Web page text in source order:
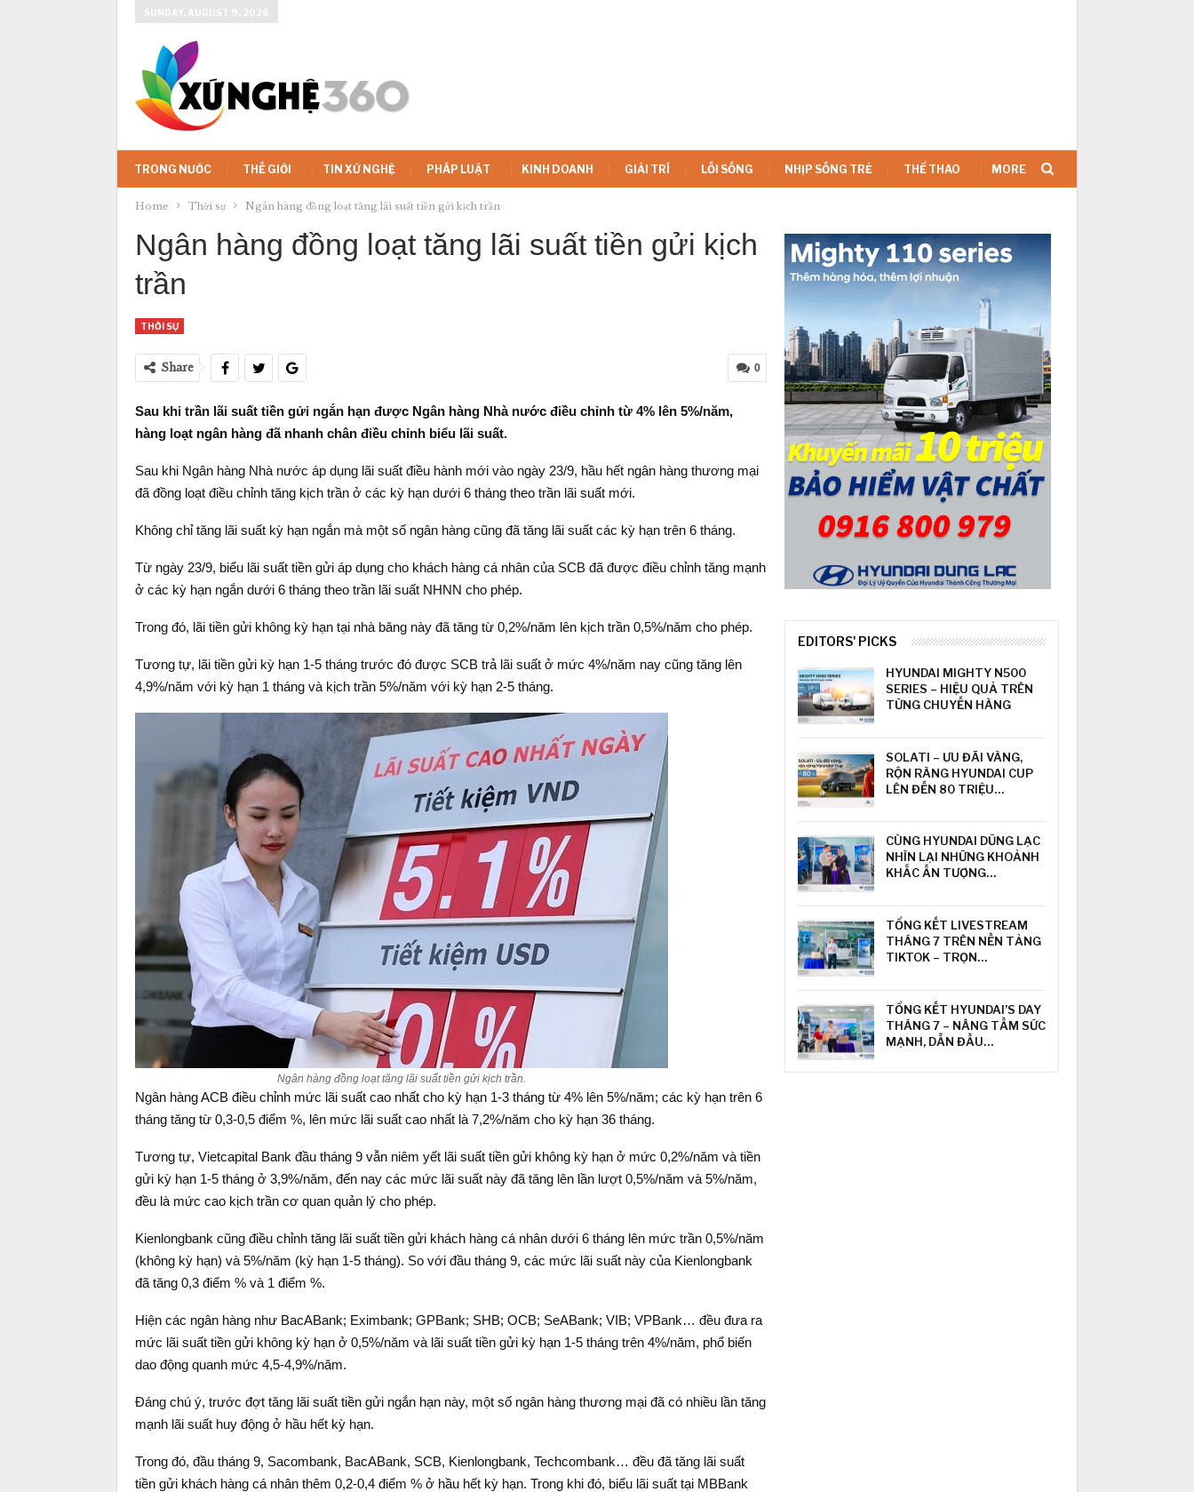
SUNDAY, AUGUST 9, 2026
TRONG NƯỚC THẾ GIỚI TIN XỨ NGHỆ PHÁP LUẬT KINH DOANH GIẢI TRÍ LỐI SỐNG NHỊP SỐNG TRẺ THỂ THAO MORE
Home Thời sự Ngân hàng đồng loạt tăng lãi suất tiền gửi kịch trần
Ngân hàng đồng loạt tăng lãi suất tiền gửi kịch
trần
THỜI SỰ
0
Share
Sau khi trần lãi suất tiền gửi ngắn hạn được Ngân hàng Nhà nước điều chỉnh từ 4% lên 5%/năm,
hàng loạt ngân hàng đã nhanh chân điều chỉnh biểu lãi suất.
Sau khi Ngân hàng Nhà nước áp dụng lãi suất điều hành mới vào ngày 23/9, hầu hết ngân hàng thương mại
đã đồng loạt điều chỉnh tăng kịch trần ở các kỳ hạn dưới 6 tháng theo trần lãi suất mới.
Không chỉ tăng lãi suất kỳ hạn ngắn mà một số ngân hàng cũng đã tăng lãi suất các kỳ hạn trên 6 tháng.
Từ ngày 23/9, biểu lãi suất tiền gửi áp dụng cho khách hàng cá nhân của SCB đã được điều chỉnh tăng mạnh
ở các kỳ hạn ngắn dưới 6 tháng theo trần lãi suất NHNN cho phép.
Trong đó, lãi tiền gửi không kỳ hạn tại nhà băng này đã tăng từ 0,2%/năm lên kịch trần 0,5%/năm cho phép.
Tương tự, lãi tiền gửi kỳ hạn 1-5 tháng trước đó được SCB trả lãi suất ở mức 4%/năm nay cũng tăng lên
4,9%/năm với kỳ hạn 1 tháng và kịch trần 5%/năm với kỳ hạn 2-5 tháng.
Ngân hàng đồng loạt tăng lãi suất tiền gửi kịch trần.
Ngân hàng ACB điều chỉnh mức lãi suất cao nhất cho kỳ hạn 1-3 tháng từ 4% lên 5%/năm; các kỳ hạn trên 6
tháng tăng từ 0,3-0,5 điểm %, lên mức lãi suất cao nhất là 7,2%/năm cho kỳ hạn 36 tháng.
Tương tự, Vietcapital Bank đầu tháng 9 vẫn niêm yết lãi suất tiền gửi không kỳ hạn ở mức 0,2%/năm và tiền
gửi kỳ hạn 1-5 tháng ở 3,9%/năm, đến nay các mức lãi suất này đã tăng lên lần lượt 0,5%/năm và 5%/năm,
đều là mức cao kịch trần cơ quan quản lý cho phép.
Kienlongbank cũng điều chỉnh tăng lãi suất tiền gửi khách hàng cá nhân dưới 6 tháng lên mức trần 0,5%/năm
(không kỳ hạn) và 5%/năm (kỳ hạn 1-5 tháng). So với đầu tháng 9, các mức lãi suất này của Kienlongbank
đã tăng 0,3 điểm % và 1 điểm %.
Hiện các ngân hàng như BacABank; Eximbank; GPBank; SHB; OCB; SeABank; VIB; VPBank… đều đưa ra
mức lãi suất tiền gửi không kỳ hạn ở 0,5%/năm và lãi suất tiền gửi kỳ hạn 1-5 tháng trên 4%/năm, phổ biến
dao động quanh mức 4,5-4,9%/năm.
Đáng chú ý, trước đợt tăng lãi suất tiền gửi ngắn hạn này, một số ngân hàng thương mại đã có nhiều lần tăng
mạnh lãi suất huy động ở hầu hết kỳ hạn.
Trong đó, đầu tháng 9, Sacombank, BacABank, SCB, Kienlongbank, Techcombank… đều đã tăng lãi suất
tiền gửi khách hàng cá nhân thêm 0,2-0,4 điểm % ở hầu hết kỳ hạn. Trong khi đó, biểu lãi suất tại MBBank
EDITORS' PICKS
HYUNDAI MIGHTY N500
SERIES – HIỆU QUẢ TRÊN
TỪNG CHUYẾN HÀNG
SOLATI – ƯU ĐÃI VÀNG,
RỘN RÀNG HYUNDAI CUP
LÊN ĐẾN 80 TRIỆU…
CÙNG HYUNDAI DŨNG LẠC
NHÌN LẠI NHỮNG KHOẢNH
KHẮC ẤN TƯỢNG…
TỔNG KẾT LIVESTREAM
THÁNG 7 TRÊN NỀN TẢNG
TIKTOK – TRỌN…
TỔNG KẾT HYUNDAI’S DAY
THÁNG 7 – NÂNG TẦM SỨC
MẠNH, DẪN ĐẦU…